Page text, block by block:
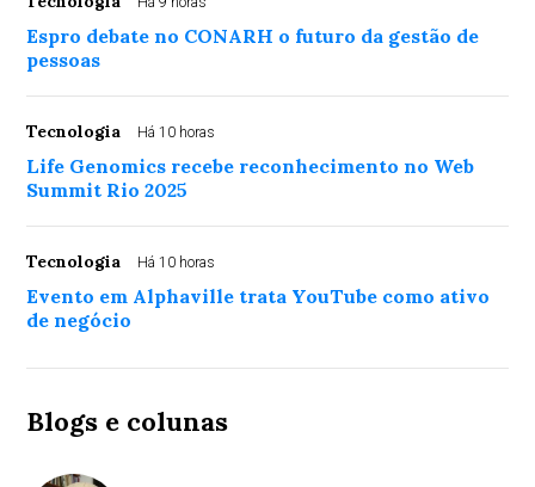
Espro debate no CONARH o futuro da gestão de
pessoas
Tecnologia Há 10 horas
Life Genomics recebe reconhecimento no Web
Summit Rio 2025
Tecnologia Há 10 horas
Evento em Alphaville trata YouTube como ativo
de negócio
Blogs e colunas